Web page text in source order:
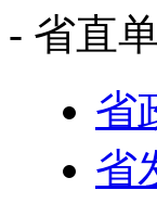
- 省直
省
省